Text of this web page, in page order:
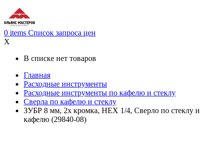
0 items Список запроса цен
X
В списке нет товаров
Главная
Расходные инструменты
Расходные инструменты по кафелю и стеклу
Сверла по кафелю и стеклу
ЗУБР 8 мм, 2х кромка, HEX 1/4, Сверло по стеклу и
кафелю (29840-08)